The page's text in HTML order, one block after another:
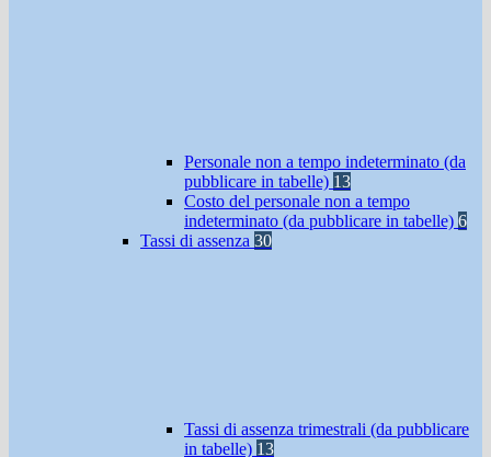
Personale non a tempo indeterminato (da
pubblicare in tabelle) 13
Costo del personale non a tempo
indeterminato (da pubblicare in tabelle) 6
Tassi di assenza 30
Tassi di assenza trimestrali (da pubblicare
in tabelle) 13